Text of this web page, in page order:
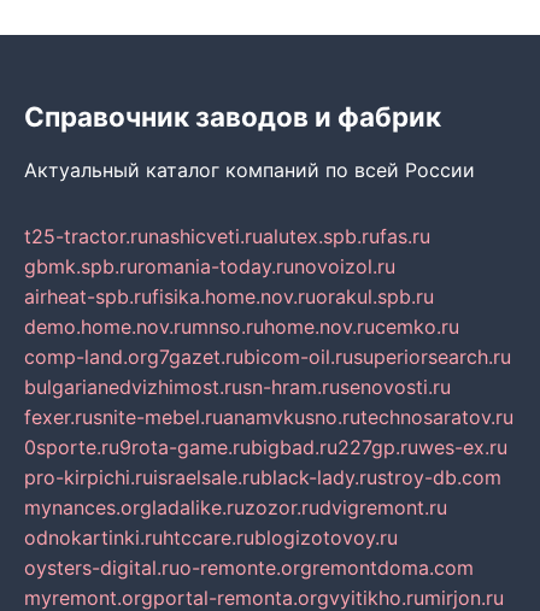
Справочник заводов и фабрик
Актуальный каталог компаний по всей России
t25-tractor.runashicveti.rualutex.spb.rufas.ru
gbmk.spb.ruromania-today.runovoizol.ru
airheat-spb.rufisika.home.nov.ruorakul.spb.ru
demo.home.nov.rumnso.ruhome.nov.rucemko.ru
comp-land.org7gazet.rubicom-oil.rusuperiorsearch.ru
bulgarianedvizhimost.rusn-hram.rusenovosti.ru
fexer.rusnite-mebel.ruanamvkusno.rutechnosaratov.ru
0sporte.ru9rota-game.rubigbad.ru227gp.ruwes-ex.ru
pro-kirpichi.ruisraelsale.rublack-lady.rustroy-db.com
mynances.orgladalike.ruzozor.rudvigremont.ru
odnokartinki.ruhtccare.rublogizotovoy.ru
oysters-digital.ruo-remonte.orgremontdoma.com
myremont.orgportal-remonta.orgvyitikho.rumirjon.ru